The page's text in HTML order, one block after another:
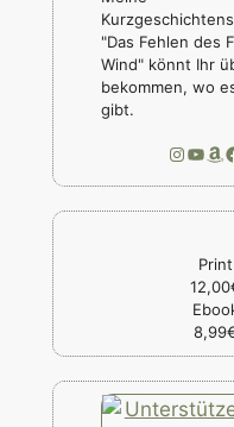
"Das Fehlen des
Wind" könnt Ihr
bekommen, wo
gibt.
Print